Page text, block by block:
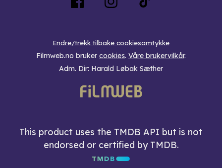
Endre/trekk tilbake cookiesamtykke
Filmweb.no bruker cookies. Våre brukervilkår.
Adm. Dir: Harald Løbak Sæther
This product uses the TMDB API but is not
endorsed or certified by TMDB.